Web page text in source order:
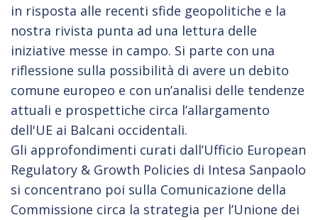
in risposta alle recenti sfide geopolitiche e la
nostra rivista punta ad una lettura delle
iniziative messe in campo. Si parte con una
riflessione sulla possibilità di avere un debito
comune europeo e con un’analisi delle tendenze
attuali e prospettiche circa l’allargamento
dell'UE ai Balcani occidentali.
Gli approfondimenti curati dall’Ufficio European
Regulatory & Growth Policies di Intesa Sanpaolo
si concentrano poi sulla Comunicazione della
Commissione circa la strategia per l’Unione dei